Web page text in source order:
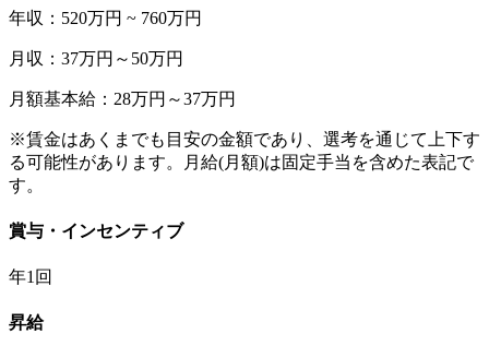
年収：520万円 ~ 760万円
月収：37万円～50万円
月額基本給：28万円～37万円
※賃金はあくまでも目安の金額であり、選考を通じて上下す
る可能性があります。月給(月額)は固定手当を含めた表記で
す。
賞与・インセンティブ
年1回
昇給